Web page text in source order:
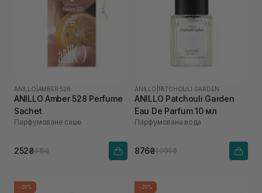
ANILLO AMBER 528
ANILLO Amber 528 Perfume
Sachet
Парфумоване саше
252₴315₴
ANILLO PATCHOULI GARDEN
ANILLO Patchouli Garden
Eau De Parfum 10 мл
Парфумована вода
876₴1 095₴
-20% -20%